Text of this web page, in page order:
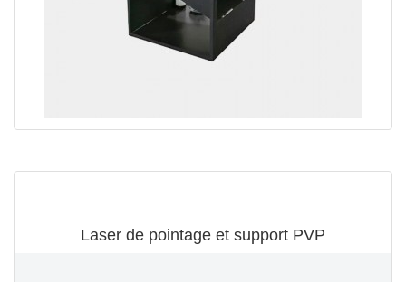
Laser de pointage et support PVP